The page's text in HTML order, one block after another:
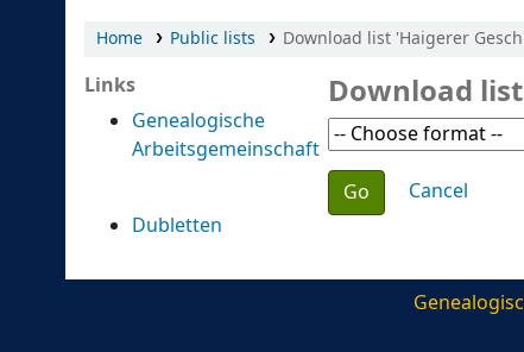
Home Public lists Download list 'Haigerer
Links
Genealogische
Arbeitsgemeinschaft
Dubletten
Download
Choose action
Cancel